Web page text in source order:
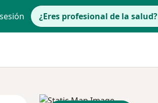
¿Eres profesional de la salud?